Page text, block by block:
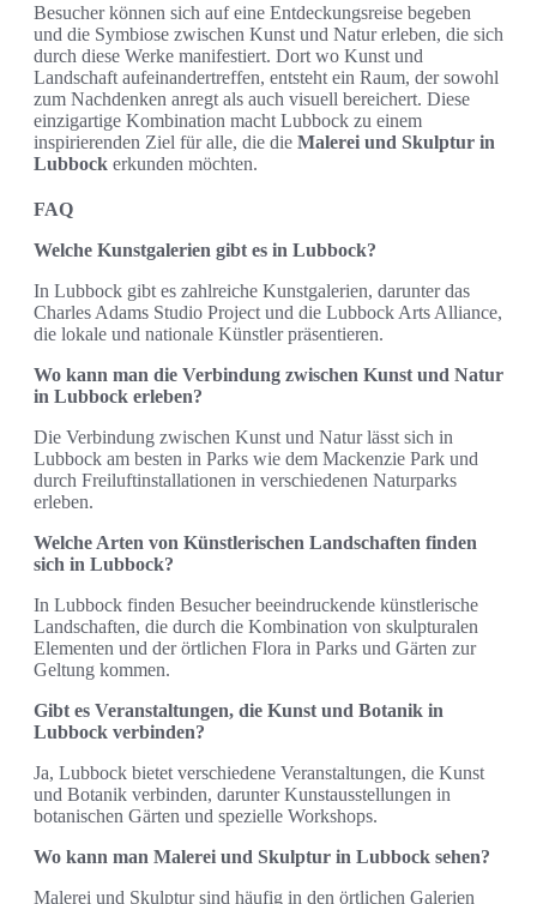
Besucher können sich auf eine Entdeckungsreise begeben
und die Symbiose zwischen Kunst und Natur erleben, die sich
durch diese Werke manifestiert. Dort wo Kunst und
Landschaft aufeinandertreffen, entsteht ein Raum, der sowohl
zum Nachdenken anregt als auch visuell bereichert. Diese
einzigartige Kombination macht Lubbock zu einem
inspirierenden Ziel für alle, die die Malerei und Skulptur in
Lubbock erkunden möchten.
FAQ
Welche Kunstgalerien gibt es in Lubbock?
In Lubbock gibt es zahlreiche Kunstgalerien, darunter das
Charles Adams Studio Project und die Lubbock Arts Alliance,
die lokale und nationale Künstler präsentieren.
Wo kann man die Verbindung zwischen Kunst und Natur
in Lubbock erleben?
Die Verbindung zwischen Kunst und Natur lässt sich in
Lubbock am besten in Parks wie dem Mackenzie Park und
durch Freiluftinstallationen in verschiedenen Naturparks
erleben.
Welche Arten von Künstlerischen Landschaften finden
sich in Lubbock?
In Lubbock finden Besucher beeindruckende künstlerische
Landschaften, die durch die Kombination von skulpturalen
Elementen und der örtlichen Flora in Parks und Gärten zur
Geltung kommen.
Gibt es Veranstaltungen, die Kunst und Botanik in
Lubbock verbinden?
Ja, Lubbock bietet verschiedene Veranstaltungen, die Kunst
und Botanik verbinden, darunter Kunstausstellungen in
botanischen Gärten und spezielle Workshops.
Wo kann man Malerei und Skulptur in Lubbock sehen?
Malerei und Skulptur sind häufig in den örtlichen Galerien